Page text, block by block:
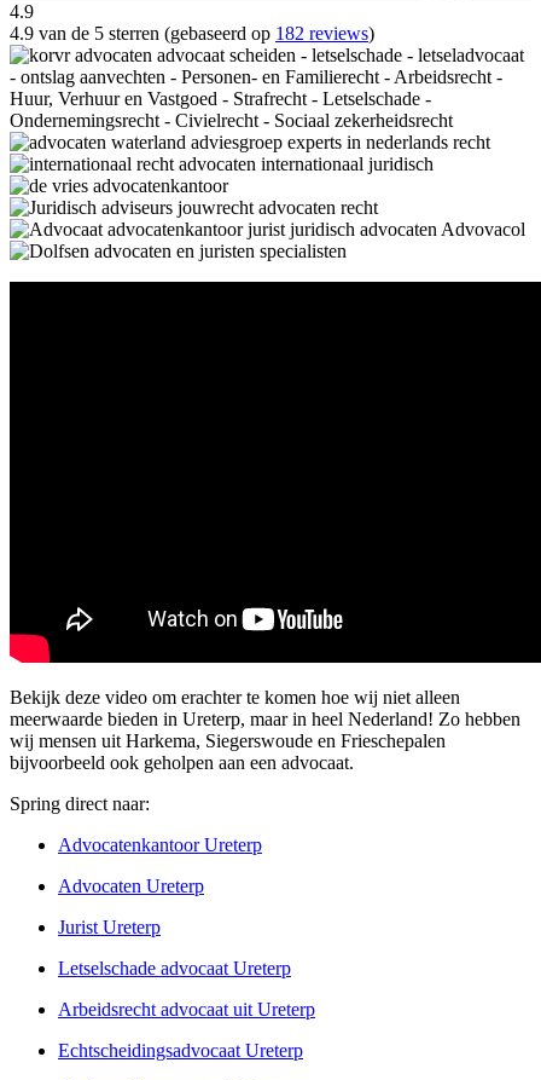
4.9
4.9 van de 5 sterren (gebaseerd op 182 reviews)
Bekijk deze video om erachter te komen hoe wij niet alleen
meerwaarde bieden in Ureterp, maar in heel Nederland! Zo hebben
wij mensen uit Harkema, Siegerswoude en Frieschepalen
bijvoorbeeld ook geholpen aan een advocaat.
Spring direct naar:
Advocatenkantoor Ureterp
Advocaten Ureterp
Jurist Ureterp
Letselschade advocaat Ureterp
Arbeidsrecht advocaat uit Ureterp
Echtscheidingsadvocaat Ureterp